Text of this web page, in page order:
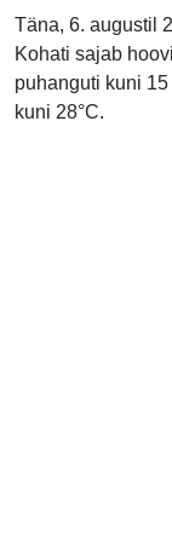
Täna, 6. augustil
Kohati sajab
puhanguti kuni
kuni 28°C.